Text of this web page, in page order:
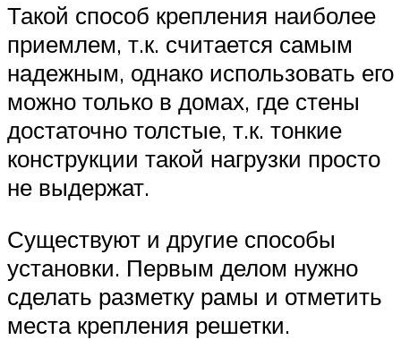
Такой способ крепления наиболее
приемлем, т.к. считается самым
надежным, однако использовать его
можно только в домах, где стены
достаточно толстые, т.к. тонкие
конструкции такой нагрузки просто
не выдержат.
Существуют и другие способы
установки. Первым делом нужно
сделать разметку рамы и отметить
места крепления решетки.